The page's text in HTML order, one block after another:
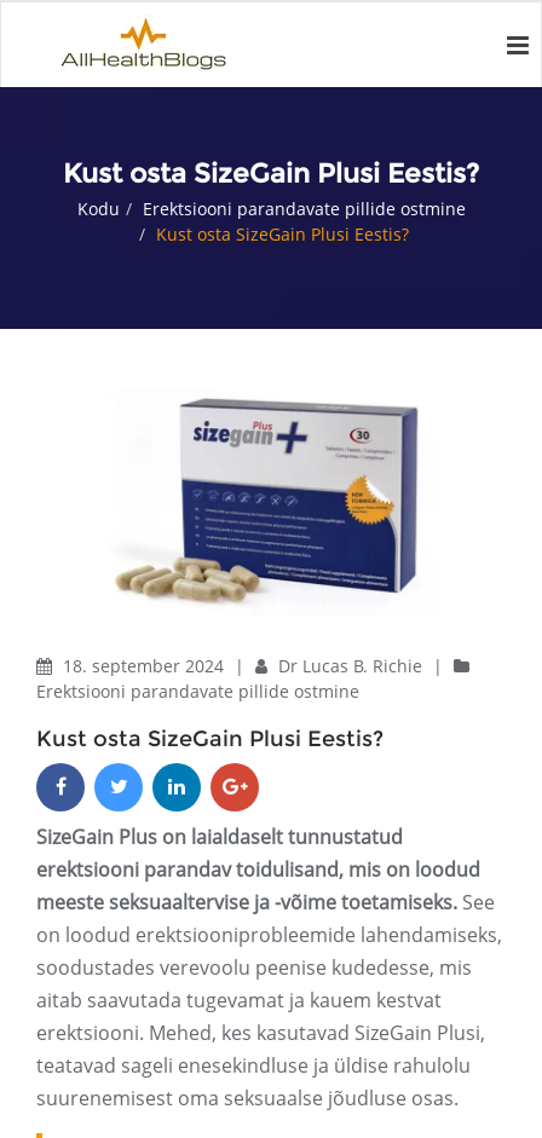
Kust osta SizeGain Plusi Eestis?
Kodu
Erektsiooni parandavate pillide ostmine
Kust osta SizeGain Plusi Eestis?
18. september 2024 | Dr Lucas B. Richie
|
Erektsiooni parandavate pillide ostmine
Kust osta SizeGain Plusi Eestis?
SizeGain Plus on laialdaselt tunnustatud
erektsiooni parandav toidulisand, mis on loodud
meeste seksuaaltervise ja -võime toetamiseks. See
on loodud erektsiooniprobleemide lahendamiseks,
soodustades verevoolu peenise kudedesse, mis
aitab saavutada tugevamat ja kauem kestvat
erektsiooni. Mehed, kes kasutavad SizeGain Plusi,
teatavad sageli enesekindluse ja üldise rahulolu
suurenemisest oma seksuaalse jõudluse osas.